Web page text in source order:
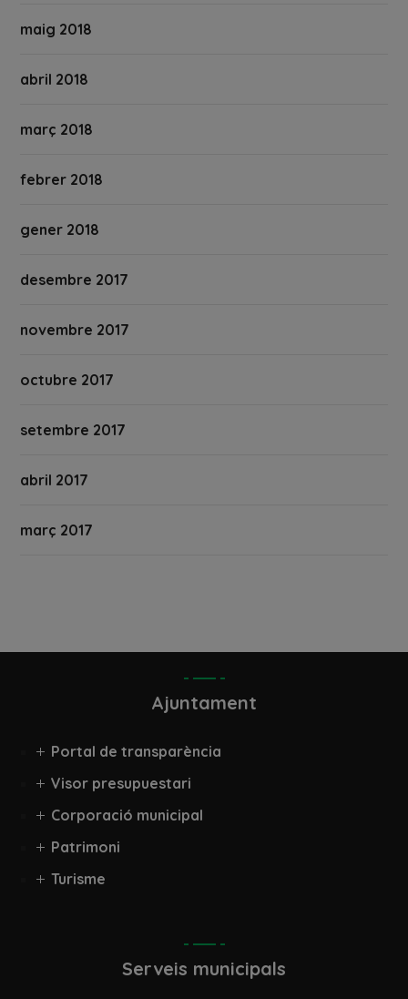
maig 2018
abril 2018
març 2018
febrer 2018
gener 2018
desembre 2017
novembre 2017
octubre 2017
setembre 2017
abril 2017
març 2017
Ajuntament
Portal de transparència
Visor presupuestari
Corporació municipal
Patrimoni
Turisme
Serveis municipals